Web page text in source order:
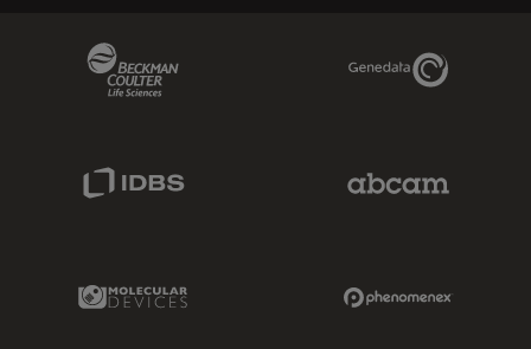
Genedata Link
Molecular Devices Link